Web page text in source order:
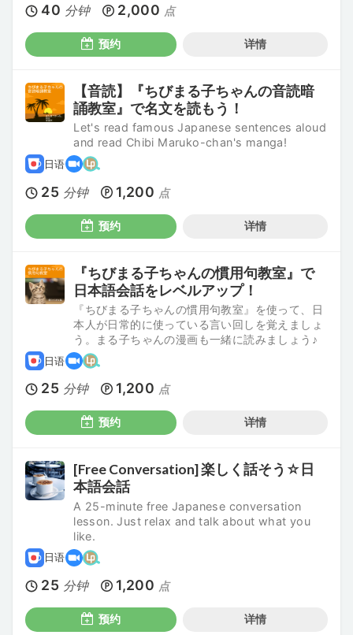
40 分钟 2,000 点
预约 详情
【音読】『ちびまる子ちゃんの音読暗
誦教室』で名文を読もう！
Let's read famous Japanese sentences aloud
and read Chibi Maruko-chan's manga!
日语
25 分钟 1,200 点
预约 详情
『ちびまる子ちゃんの慣用句教室』で
日本語会話をレベルアップ！
『ちびまる子ちゃんの慣用句教室』を使って、日
本人が日常的に使っている言い回しを覚えましょ
う。まる子ちゃんの漫画も一緒に読みましょう♪
日语
25 分钟 1,200 点
预约 详情
[Free Conversation] 楽しく話そう☆日
本語会話
A 25-minute free Japanese conversation
lesson. Just relax and talk about what you
like.
日语
25 分钟 1,200 点
预约 详情